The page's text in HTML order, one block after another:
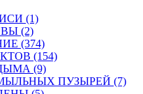
(1)
(2)
(374)
(154)
(9)
ПУЗЫРЕЙ (7)